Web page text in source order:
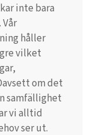
inte bara
håller
vilket
om det
samfällighet
vi alltid
ser ut.